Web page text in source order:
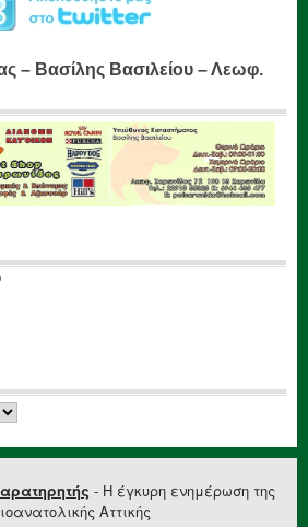
– Βασίλης Βασιλείου – Λεωφ.
- Η έγκυρη ενημέρωση της
Αττικής